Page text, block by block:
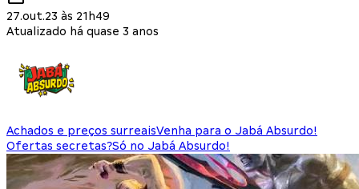
27.out.23 às 21h49
Atualizado há quase 3 anos
Achados e preços surreaisVenha para o Jabá Absurdo!
Ofertas secretas?Só no Jabá Absurdo!